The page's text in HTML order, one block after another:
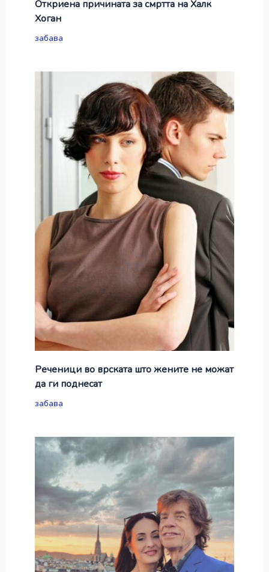
Откриена причината за смртта на Халк
Хоган
забава
Реченици во врската што жените не можат
да ги поднесат
забава